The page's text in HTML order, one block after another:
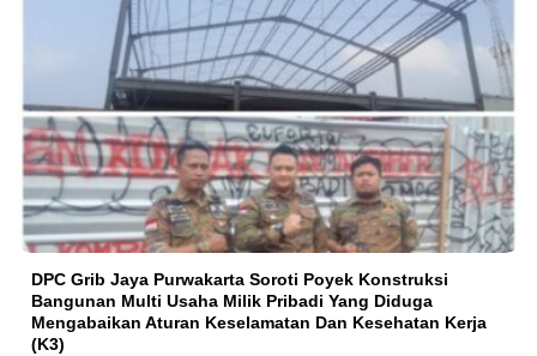
DPC Grib Jaya Purwakarta Soroti Poyek Konstruksi
Bangunan Multi Usaha Milik Pribadi Yang Diduga
Mengabaikan Aturan Keselamatan Dan Kesehatan Kerja
(K3)